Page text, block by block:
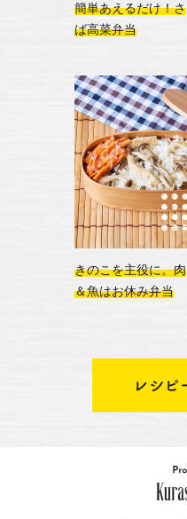
簡単あえるだけ！さ
ば高菜弁当
きのこを主役に。肉
＆魚はお休み弁当